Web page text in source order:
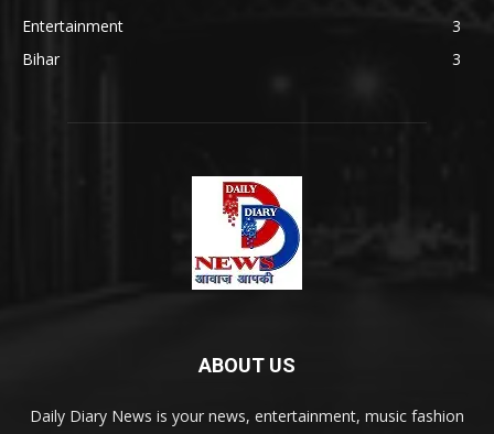
Entertainment
3
Bihar
3
ABOUT US
Daily Diary News is your news, entertainment, music fashion